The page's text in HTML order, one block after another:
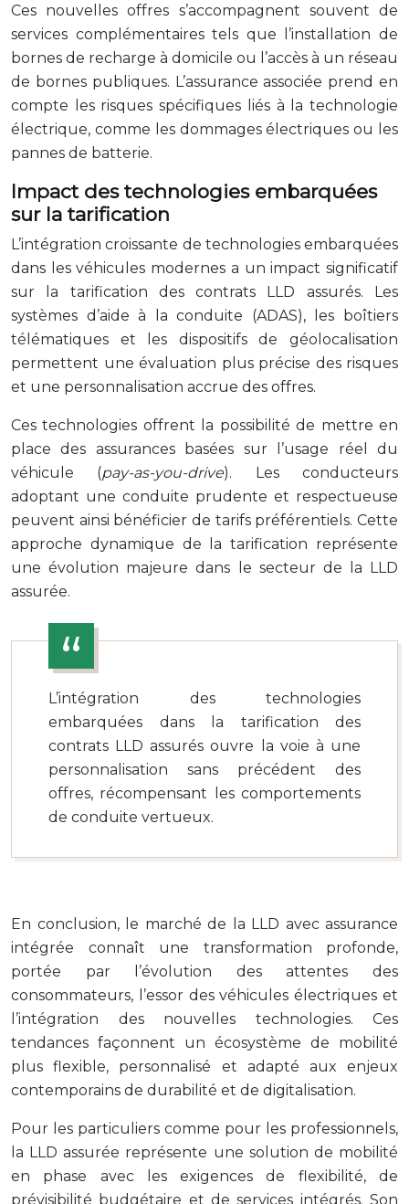
Ces nouvelles offres s’accompagnent souvent de
services complémentaires tels que l’installation de
bornes de recharge à domicile ou l’accès à un réseau
de bornes publiques. L’assurance associée prend en
compte les risques spécifiques liés à la technologie
électrique, comme les dommages électriques ou les
pannes de batterie.
Impact des technologies embarquées
sur la tarification
L’intégration croissante de technologies embarquées
dans les véhicules modernes a un impact significatif
sur la tarification des contrats LLD assurés. Les
systèmes d’aide à la conduite (ADAS), les boîtiers
télématiques et les dispositifs de géolocalisation
permettent une évaluation plus précise des risques
et une personnalisation accrue des offres.
Ces technologies offrent la possibilité de mettre en
place des assurances basées sur l’usage réel du
véhicule (pay-as-you-drive). Les conducteurs
adoptant une conduite prudente et respectueuse
peuvent ainsi bénéficier de tarifs préférentiels. Cette
approche dynamique de la tarification représente
une évolution majeure dans le secteur de la LLD
assurée.
L’intégration des technologies
embarquées dans la tarification des
contrats LLD assurés ouvre la voie à une
personnalisation sans précédent des
offres, récompensant les comportements
de conduite vertueux.
En conclusion, le marché de la LLD avec assurance
intégrée connaît une transformation profonde,
portée par l’évolution des attentes des
consommateurs, l’essor des véhicules électriques et
l’intégration des nouvelles technologies. Ces
tendances façonnent un écosystème de mobilité
plus flexible, personnalisé et adapté aux enjeux
contemporains de durabilité et de digitalisation.
Pour les particuliers comme pour les professionnels,
la LLD assurée représente une solution de mobilité
en phase avec les exigences de flexibilité, de
prévisibilité budgétaire et de services intégrés. Son